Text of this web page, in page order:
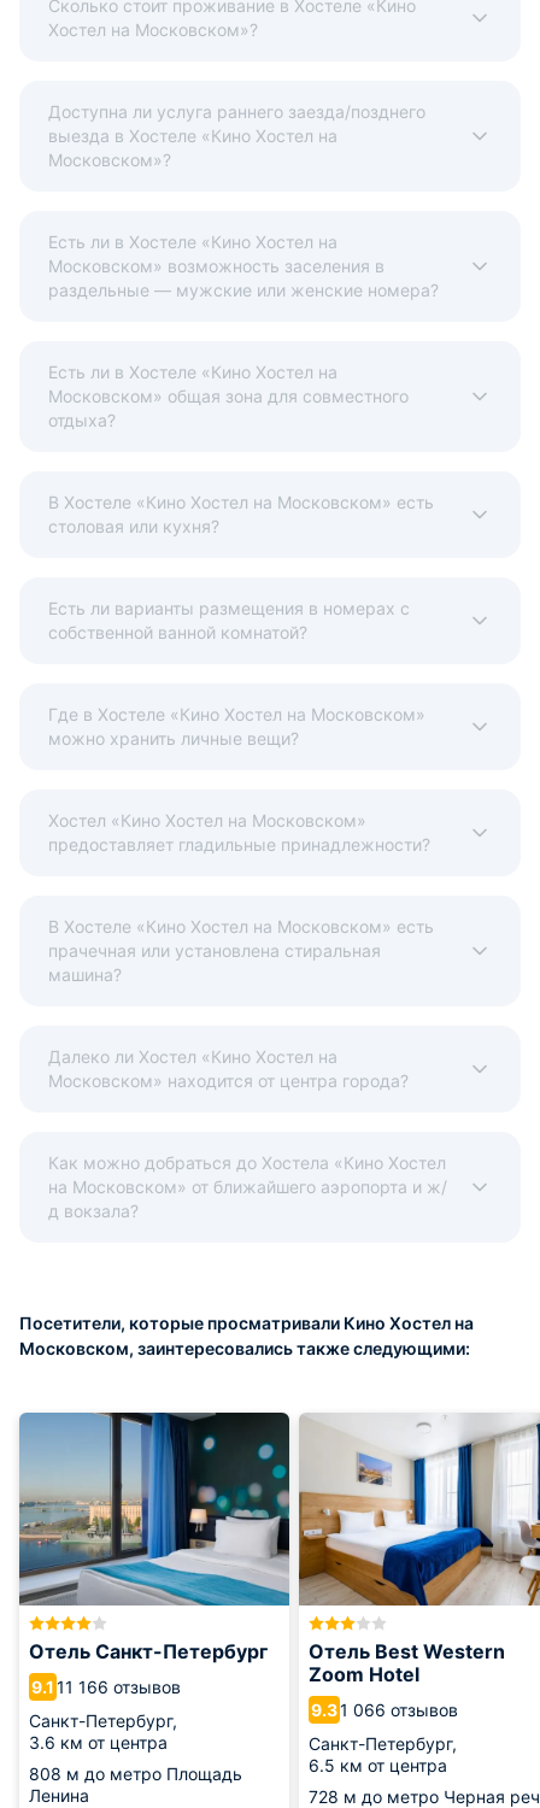
О возможности раннего заезда или позднего выезда
необходимо заранее уточнять у отеля.
Допускается размещение домашних животных до 25 кг.
Данная услуга платная.
Объект размещения не взимает депозит.
Варианты оплаты, доступные на ресепшене:
Регистрационный номер сертификата:
Сколько стоит проживание в Хостеле «Кино
Хостел на Московском»?
Доступна ли услуга раннего заезда/позднего
выезда в Хостеле «Кино Хостел на
Московском»?
Есть ли в Хостеле «Кино Хостел на
Московском» возможность заселения в
раздельные — мужские или женские номера?
Есть ли в Хостеле «Кино Хостел на
Московском» общая зона для совместного
отдыха?
В Хостеле «Кино Хостел на Московском» есть
столовая или кухня?
Есть ли варианты размещения в номерах с
собственной ванной комнатой?
Где в Хостеле «Кино Хостел на Московском»
можно хранить личные вещи?
Хостел «Кино Хостел на Московском»
предоставляет гладильные принадлежности?
В Хостеле «Кино Хостел на Московском» есть
прачечная или установлена стиральная
машина?
Далеко ли Хостел «Кино Хостел на
Московском» находится от центра города?
Как можно добраться до Хостела «Кино Хостел
на Московском» от ближайшего аэропорта и ж/
д вокзала?
Посетители, которые просматривали Кино Хостел на
Московском, заинтересовались также следующими:
Отель Санкт-Петербург
9.111 166 отзывов
Санкт-Петербург,
3.6 км от центра
808 м до метро Площадь
Ленина
Отель Best Western
Zoom Hotel
9.31 066 отзывов
Санкт-Петербург,
6.5 км от центра
728 м до метро Черная